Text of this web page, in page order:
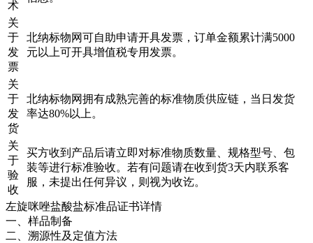
术
关
于
发
票
北纳标物网可自助申请开具发票，订单金额累计满5000
元以上可开具增值税专用发票。
关
于
发
货
北纳标物网拥有成熟完善的标准物质供应链，当日发货
率达80%以上。
关
于
验
收
买方收到产品后请立即对标准物质数量、规格型号、包
装等进行标准验收。若有问题请在收到货3天内联系客
服，未提出任何异议，则视为收讫。
左旋咪唑盐酸盐标准品证书详情
一、样品制备
二、溯源性及定值方法